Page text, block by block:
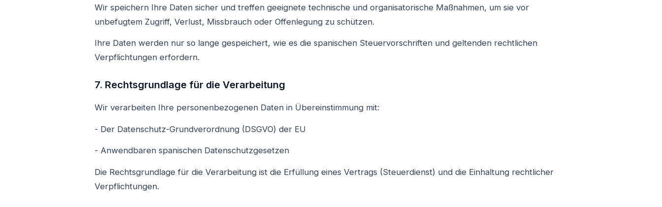
Wir speichern Ihre Daten sicher und treffen geeignete technische und organisatorische Maßnahmen, um sie vor
unbefugtem Zugriff, Verlust, Missbrauch oder Offenlegung zu schützen.
Ihre Daten werden nur so lange gespeichert, wie es die spanischen Steuervorschriften und geltenden rechtlichen
Verpflichtungen erfordern.
7. Rechtsgrundlage für die Verarbeitung
Wir verarbeiten Ihre personenbezogenen Daten in Übereinstimmung mit:
- Der Datenschutz-Grundverordnung (DSGVO) der EU
- Anwendbaren spanischen Datenschutzgesetzen
Die Rechtsgrundlage für die Verarbeitung ist die Erfüllung eines Vertrags (Steuerdienst) und die Einhaltung rechtlicher
Verpflichtungen.